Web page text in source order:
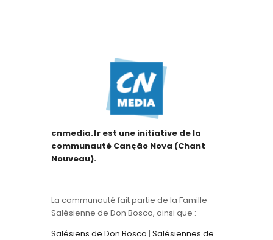
cnmedia.fr est une initiative de la
communauté Canção Nova (Chant
Nouveau).
La communauté fait partie de la Famille
Salésienne de Don Bosco, ainsi que :
Salésiens de Don Bosco | Salésiennes de